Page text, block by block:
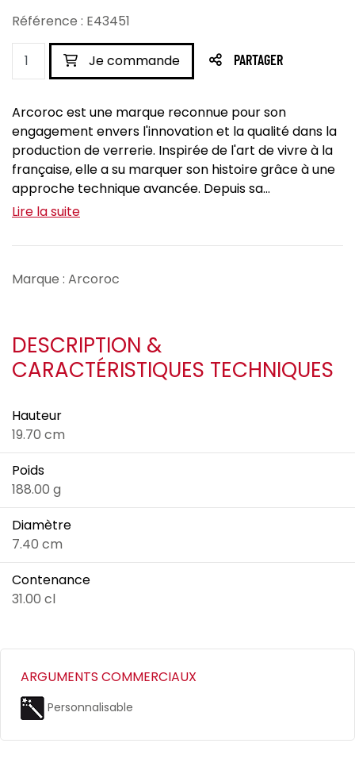
Référence : E43451
Je commande PARTAGER
Arcoroc est une marque reconnue pour son
engagement envers l'innovation et la qualité dans la
production de verrerie. Inspirée de l'art de vivre à la
française, elle a su marquer son histoire grâce à une
approche technique avancée. Depuis sa...
Lire la suite
Marque : Arcoroc
DESCRIPTION &
CARACTÉRISTIQUES TECHNIQUES
Hauteur
19.70 cm
Poids
188.00 g
Diamètre
7.40 cm
Contenance
31.00 cl
ARGUMENTS COMMERCIAUX
Personnalisable